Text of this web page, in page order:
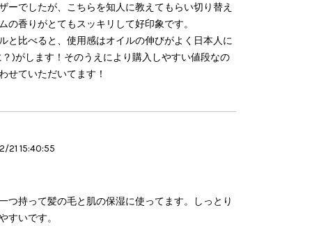
ーでしたが、こちらを知人に教えてもらい切り替え
の香りがとてもスッキリして好印象です。
と比べると、使用感はオイルの伸びがよく日本人に
)がします！そのうえにより購入しやすい値段なの
せていただいてます！
21 15:40:55
つ持って髪の毛と肌の保湿に使ってます。しっとり
すいです。